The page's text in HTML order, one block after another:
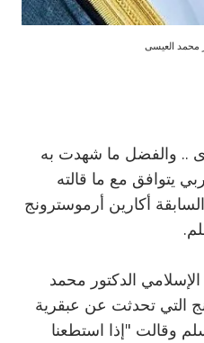
محمد العيسى
.. والفضل ما شهدت به
يتوافق مع ما قالته
السابقة أكارين أرموسترونج
الدكتور محمد
التي تحدثت عن عبقرية
وقالت "إذا استطعنا